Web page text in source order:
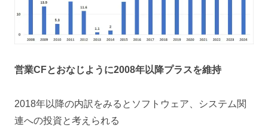
営業CFとおなじように2008年以降プラスを維持
2018年以降の内訳をみるとソフトウェア、システム関
連への投資と考えられる